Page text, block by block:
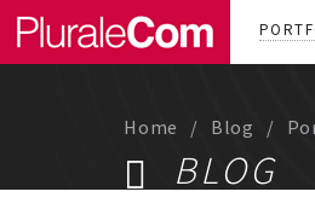
Home Blog
BLOG